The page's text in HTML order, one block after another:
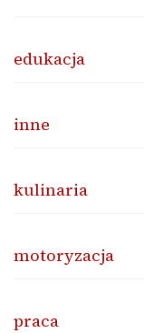
edukacja
inne
kulinaria
motoryzacja
praca